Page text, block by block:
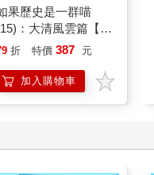
果歷史是一群喵
：大清風雲篇【萌
漫畫學歷史】
折 特價 387 元
加入購物車